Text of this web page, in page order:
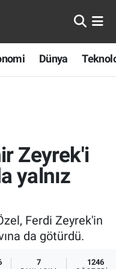
Dünya
Zeyrek'i
yalnız
Ferdi Zeyrek'in
da götürdü.
7 1246